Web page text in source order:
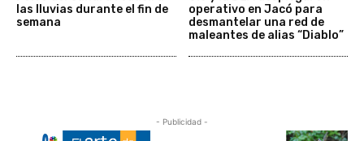
las lluvias durante el fin de
semana
operativo en Jacó para
desmantelar una red de
maleantes de alias “Diablo”
- Publicidad -